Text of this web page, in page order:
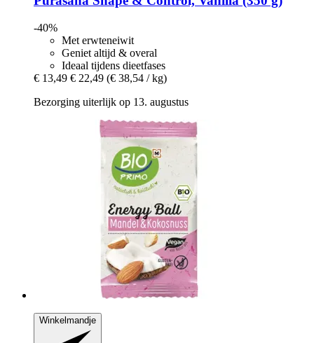
-40%
Met erwteneiwit
Geniet altijd & overal
Ideaal tijdens dieetfases
€ 13,49 € 22,49 (€ 38,54 / kg)
Bezorging uiterlijk op 13. augustus
Winkelmandje